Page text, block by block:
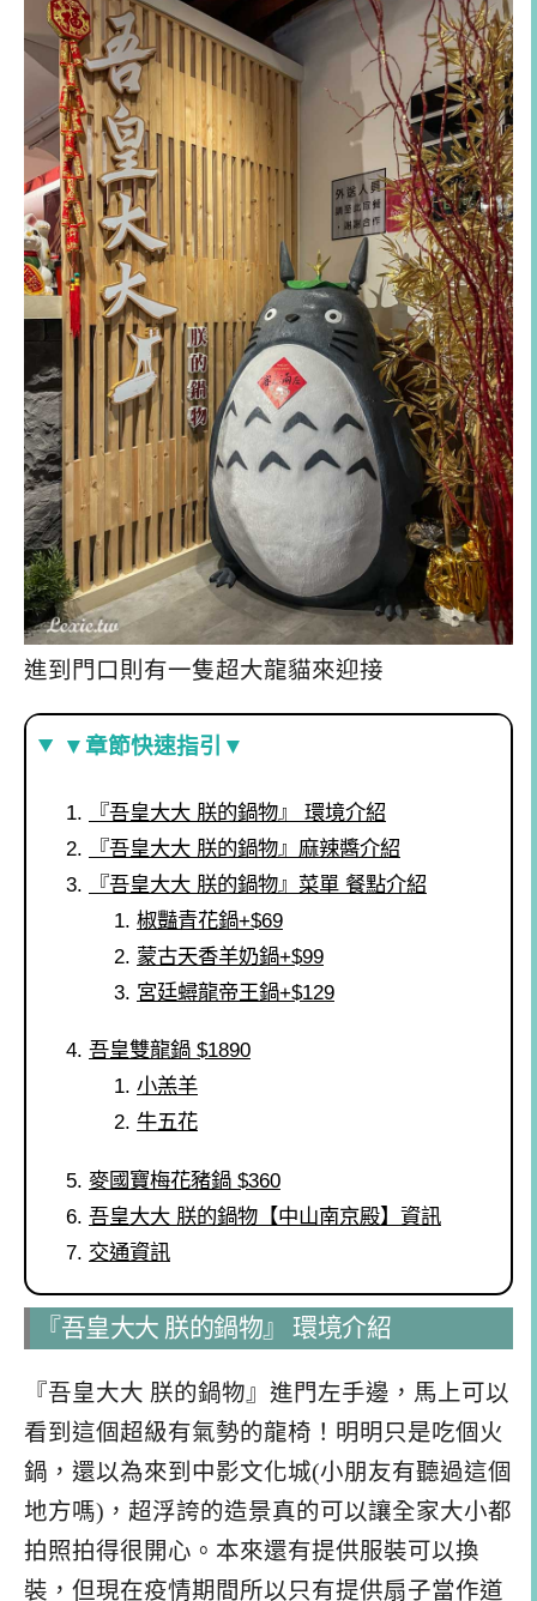
進到門口則有一隻超大龍貓來迎接
▼章節快速指引▼
『吾皇大大 朕的鍋物』 環境介紹
『吾皇大大 朕的鍋物』麻辣醬介紹
『吾皇大大 朕的鍋物』菜單 餐點介紹
椒豔青花鍋+$69
蒙古天香羊奶鍋+$99
宮廷蟳龍帝王鍋+$129
吾皇雙龍鍋 $1890
小羔羊
牛五花
麥國寶梅花豬鍋 $360
吾皇大大 朕的鍋物【中山南京殿】資訊
交通資訊
『吾皇大大 朕的鍋物』 環境介紹
『吾皇大大 朕的鍋物』進門左手邊，馬上可以
看到這個超級有氣勢的龍椅！明明只是吃個火
鍋，還以為來到中影文化城(小朋友有聽過這個
地方嗎)，超浮誇的造景真的可以讓全家大小都
拍照拍得很開心。本來還有提供服裝可以換
裝，但現在疫情期間所以只有提供扇子當作道